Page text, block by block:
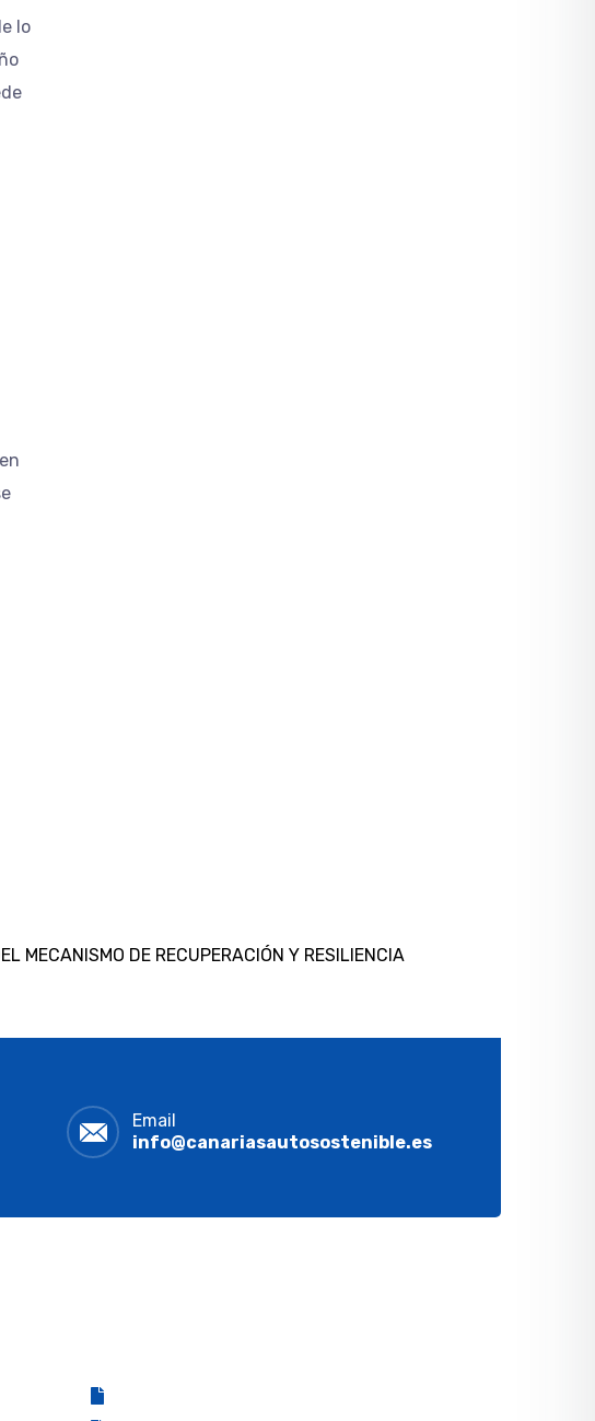
lo
MECANISMO DE RECUPERACIÓN Y RESILIENCIA
Email
info@canariasautosostenible.es